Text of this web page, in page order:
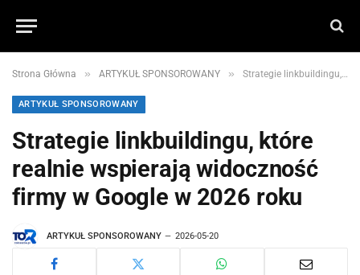
Strona Główna » ARTYKUŁ SPONSOROWANY » Strategie linkbuildingu, które realnie wspierają widoczność firmy w Google w 2026 roku
ARTYKUŁ SPONSOROWANY
Strategie linkbuildingu, które
realnie wspierają widoczność
firmy w Google w 2026 roku
ARTYKUŁ SPONSOROWANY 2026-05-20